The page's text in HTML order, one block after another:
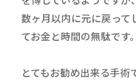
数ヶ月以内に元に戻って
てお金と時間の無駄です。
とてもお勧め出来る手術